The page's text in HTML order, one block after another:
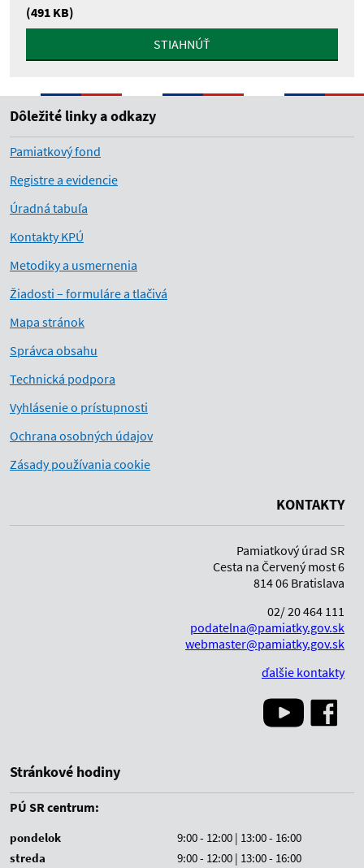
(491 KB)
STIAHNÚŤ
Dôležité linky a odkazy
Pamiatkový fond
Registre a evidencie
Úradná tabuľa
Kontakty KPÚ
Metodiky a usmernenia
Žiadosti – formuláre a tlačivá
Mapa stránok
Správca obsahu
Technická podpora
Vyhlásenie o prístupnosti
Ochrana osobných údajov
Zásady používania cookie
KONTAKTY
Pamiatkový úrad SR
Cesta na Červený most 6
814 06 Bratislava
02/ 20 464 111
podatelna@pamiatky.gov.sk
webmaster@pamiatky.gov.sk
ďalšie kontakty
Stránkové hodiny
PÚ SR centrum:
pondelok
9:00 - 12:00 | 13:00 - 16:00
streda
9:00 - 12:00 | 13:00 - 16:00